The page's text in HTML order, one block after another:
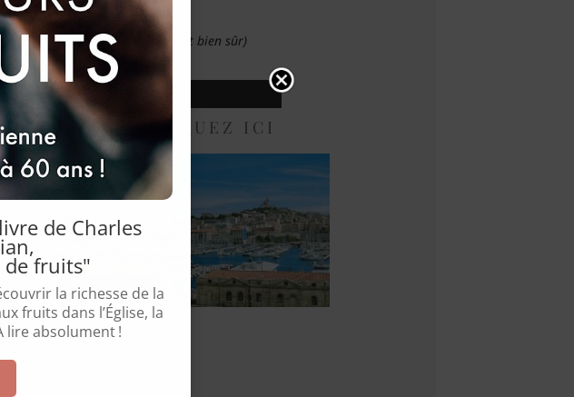
duo avec un ami/e (ou conjoint bien sûr)
ce camp d’été C L I Q U E Z I C I
de Charles
de fruits"
la richesse de la
fruits dans l’Église, la
lire absolument !